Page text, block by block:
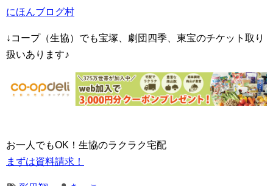
にほんブログ村
↓コープ（生協）でも宝塚、劇団四季、東宝のチケット取り
扱いあります♪
お一人でもOK！生協のラクラク宅配
まずは資料請求！